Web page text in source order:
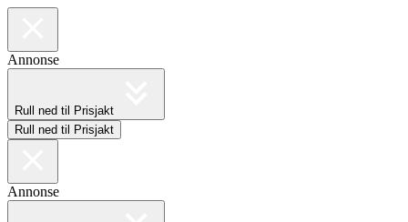
Annonse
Rull ned til Prisjakt
Rull ned til Prisjakt
Annonse